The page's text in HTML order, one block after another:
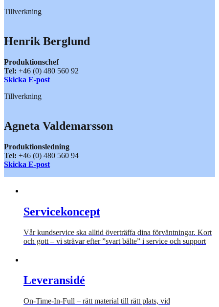
Tillverkning
Henrik Berglund
Produktionschef
Tel: +46 (0) 480 560 92
Skicka E-post
Tillverkning
Agneta Valdemarsson
Produktionsledning
Tel: +46 (0) 480 560 94
Skicka E-post
Servicekoncept
Vår kundservice ska alltid överträffa dina förväntningar. Kort
och gott – vi strävar efter ”svart bälte” i service och support
Leveransidé
On-Time-In-Full – rätt material till rätt plats, vid